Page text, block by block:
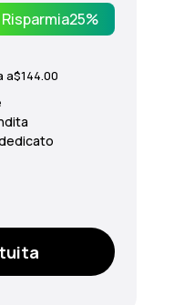
Risparmia25%
a$144.00